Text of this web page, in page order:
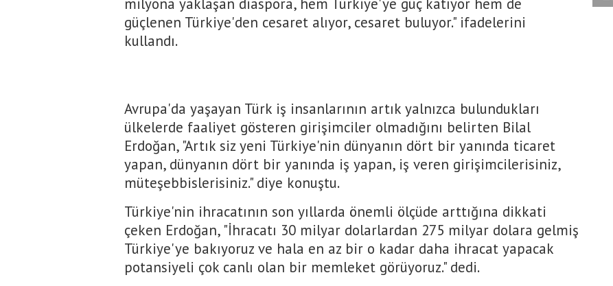
milyona yaklaşan diaspora, hem Türkiye'ye güç katıyor hem de
güçlenen Türkiye'den cesaret alıyor, cesaret buluyor." ifadelerini
kullandı.
Avrupa'da yaşayan Türk iş insanlarının artık yalnızca bulundukları
ülkelerde faaliyet gösteren girişimciler olmadığını belirten Bilal
Erdoğan, "Artık siz yeni Türkiye'nin dünyanın dört bir yanında ticaret
yapan, dünyanın dört bir yanında iş yapan, iş veren girişimcilerisiniz,
müteşebbislerisiniz." diye konuştu.
Türkiye'nin ihracatının son yıllarda önemli ölçüde arttığına dikkati
çeken Erdoğan, "İhracatı 30 milyar dolarlardan 275 milyar dolara gelmiş
Türkiye'ye bakıyoruz ve hala en az bir o kadar daha ihracat yapacak
potansiyeli çok canlı olan bir memleket görüyoruz." dedi.